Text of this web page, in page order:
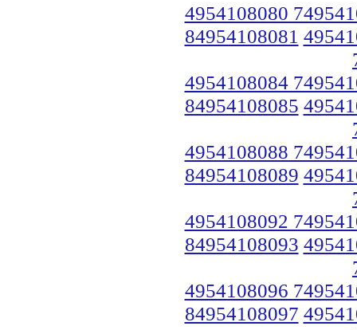
4954108080
84954108081
4954108084
84954108085
4954108088
84954108089
4954108092
84954108093
4954108096
84954108097